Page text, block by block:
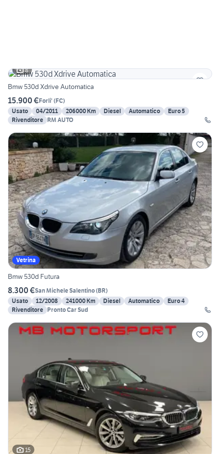
8
Bmw 530d Xdrive Automatica
15.900 €Forli' (FC)
Usato
04/2011 206000 Km Diesel Automatico
Euro 5
Rivenditore RM AUTO
Vetrina
Bmw 530d Futura
8.300 €San Michele Salentino(BR)
Usato
12/2008 241000 Km Diesel Automatico
Euro 4
Rivenditore Pronto Car Sud
15